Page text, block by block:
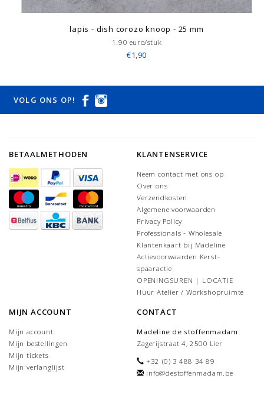
lapis - dish corozo knoop - 25 mm
1.90 euro/stuk
€1,90
VOLG ONS OP!
BETAALMETHODEN KLANTENSERVICE
Neem contact met ons op
Over ons
Verzendkosten
Algemene voorwaarden
Privacy Policy
Professionals - Wholesale
Klantenkaart bij Madeline
Actievoorwaarden Kerst-
spaaractie
OPENINGSUREN | LOCATIE
Huur Atelier / Workshopruimte
MIJN ACCOUNT
Mijn account
Mijn bestellingen
Mijn tickets
Mijn verlanglijst
CONTACT
Madeline de stoffenmadam
Zagerijstraat 4, 2500 Lier
+32 (0) 3 488 34 89
info@destoffenmadam.be